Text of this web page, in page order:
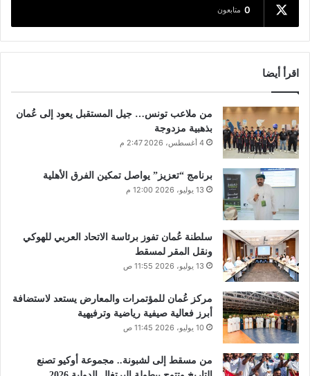
0 متابعون
اقرأ أيضا
من ملاعب تونس… جيل المستقبل يعود إلى عُمان
بذهبية مزدوجة
4 أغسطس، 2026 2:47 م
برنامج “تعزيز” يواصل تمكين الفرق الأهلية
13 يوليو، 2026 12:00 م
سلطنة عُمان تفوز برئاسة الاتحاد العربي للهوكي
ونقل المقر لمسقط
13 يوليو، 2026 11:55 ص
مركز عُمان للمؤتمرات والمعارض يستعد لاستضافة
أبرز فعالية صيفية رياضية وترفيهية
10 يوليو، 2026 11:45 ص
من مسقط إلى لشبونة.. مجموعة أوكيو تصنع